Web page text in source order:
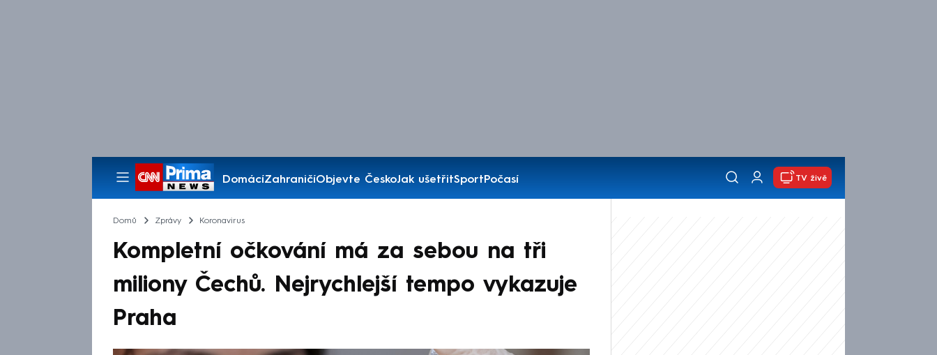
DomácíZahraničíObjevte ČeskoJak ušetřitSportPočasí
Pořady
TV živě
Domů Zprávy Koronavirus
Kompletní očkování má za sebou na tři
miliony Čechů. Nejrychlejší tempo vykazuje
Praha